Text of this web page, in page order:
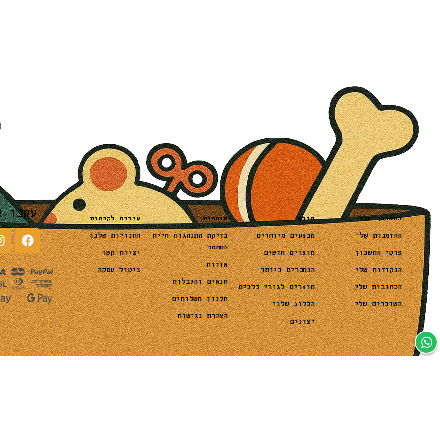
החשבון שלי
ההזמנות שלי
פרטי החשבון
הנקודות שלי
הכתובות שלי
השוברים שלי
מידע
מבצעים מיוחדים
מוצרים חדשים
הנמכרים ביותר
מוצרים לגורי כלבים
הבלוג שלנו
יצרנים
תוספות
בדיקת התנהגות חיית
המחמד
אודות
תנאים והגבלות
תקנון משלוחים
הצהרת נגישות
שירות לקוחות
החנויות שלנו
יצירת קשר
ביטול עסקה
עקבו